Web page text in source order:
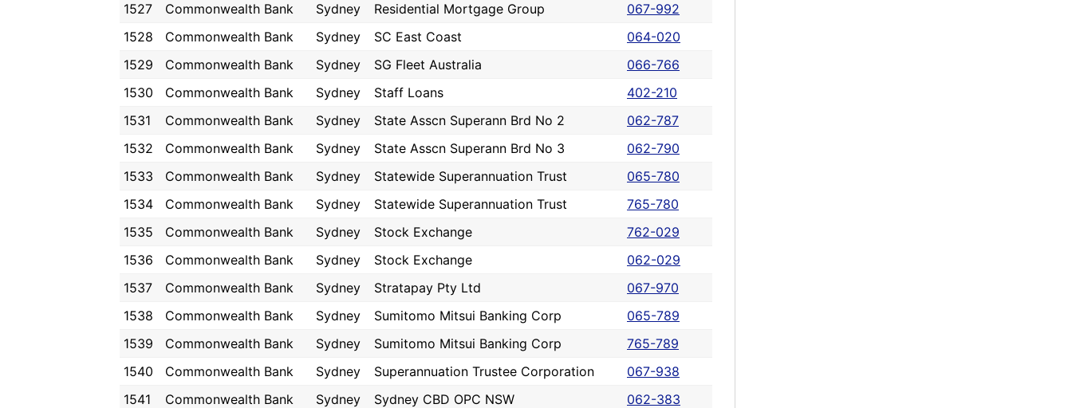
1527
Commonwealth Bank Sydney Residential Mortgage Group
067-992
1528
Commonwealth Bank Sydney SC East Coast
064-020
1529
Commonwealth Bank Sydney SG Fleet Australia
066-766
1530
Commonwealth Bank Sydney Staff Loans
402-210
1531
Commonwealth Bank Sydney State Asscn Superann Brd No 2
062-787
1532
Commonwealth Bank Sydney State Asscn Superann Brd No 3
062-790
1533
Commonwealth Bank Sydney Statewide Superannuation Trust
065-780
1534
Commonwealth Bank Sydney Statewide Superannuation Trust
765-780
1535
Commonwealth Bank Sydney Stock Exchange
762-029
1536
Commonwealth Bank Sydney Stock Exchange
062-029
1537
Commonwealth Bank Sydney Stratapay Pty Ltd
067-970
1538
Commonwealth Bank Sydney Sumitomo Mitsui Banking Corp
065-789
1539
Commonwealth Bank Sydney Sumitomo Mitsui Banking Corp
765-789
1540
Commonwealth Bank Sydney Superannuation Trustee Corporation
067-938
1541
Commonwealth Bank Sydney Sydney CBD OPC NSW
062-383